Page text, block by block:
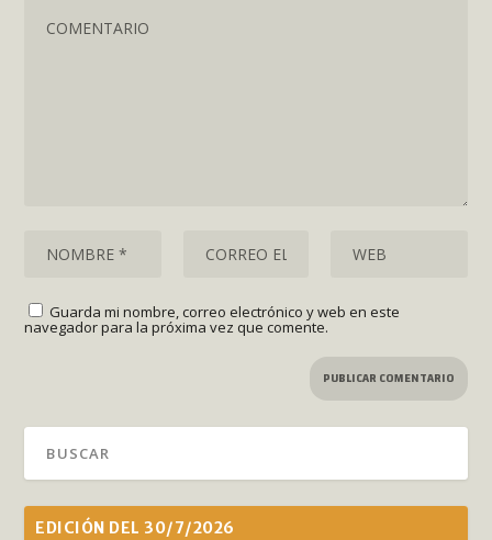
Guarda mi nombre, correo electrónico y web en este
navegador para la próxima vez que comente.
EDICIÓN DEL 30/7/2026